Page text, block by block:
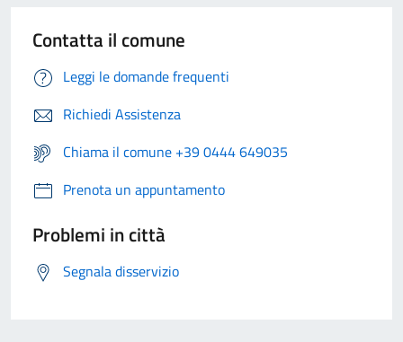
Contatta il comune
Leggi le domande frequenti
Richiedi Assistenza
Chiama il comune +39 0444 649035
Prenota un appuntamento
Problemi in città
Segnala disservizio